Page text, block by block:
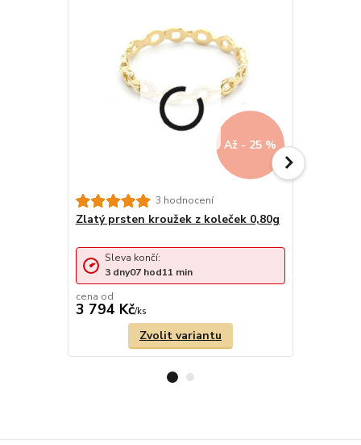
Až - 25 %
3 hodnocení
Zlatý prsten kroužek z koleček 0,80g
cena od
3 794 Kč/ks
Sleva končí:
3 dny07 hod11 min
Zvolit variantu